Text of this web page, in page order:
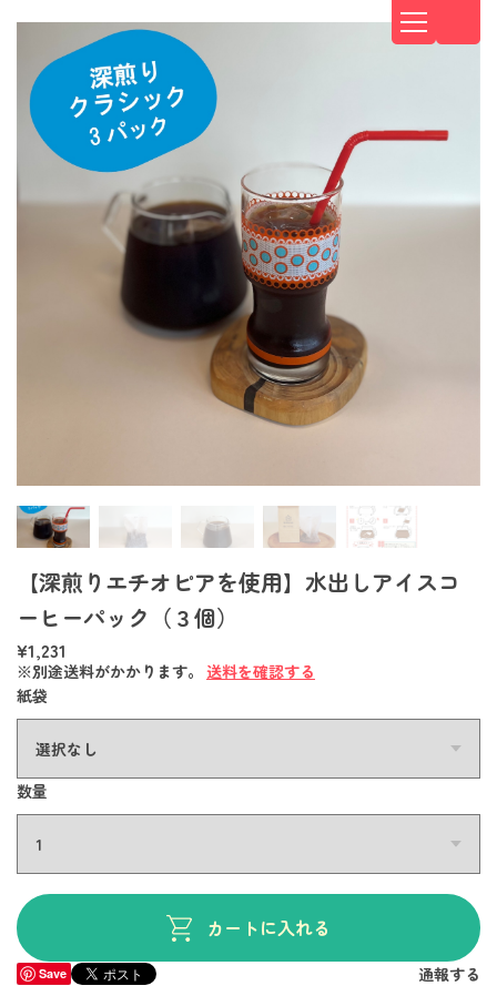
【深煎りエチオピアを使用】水出しアイスコ
ーヒーパック（３個）
¥1,231
※別途送料がかかります。 送料を確認する
紙袋
数量
カートに入れる
Save 通報する